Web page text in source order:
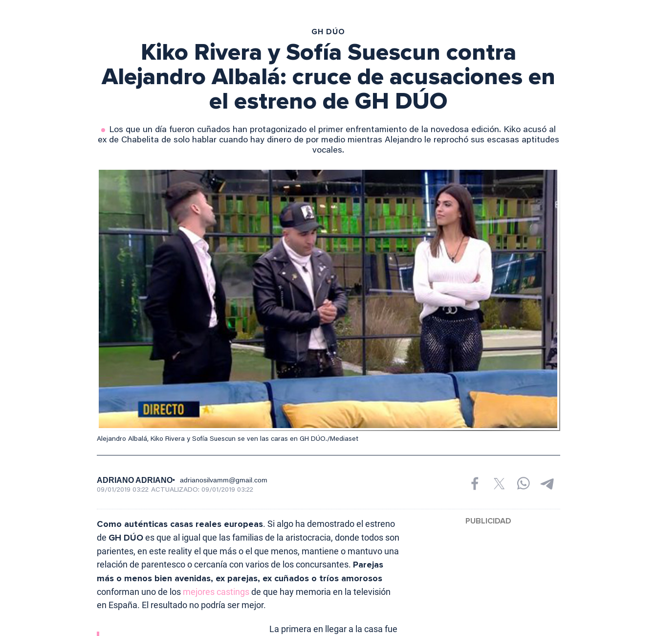
GH DÚO
Kiko Rivera y Sofía Suescun contra
Alejandro Albalá: cruce de acusaciones en
el estreno de GH DÚO
Los que un día fueron cuñados han protagonizado el primer enfrentamiento de la novedosa edición. Kiko acusó al
ex de Chabelita de solo hablar cuando hay dinero de por medio mientras Alejandro le reprochó sus escasas aptitudes
vocales.
Alejandro Albalá, Kiko Rivera y Sofía Suescun se ven las caras en GH DÚO./Mediaset
ADRIANO ADRIANO adrianosilvamm@gmail.com
09/01/2019 03:22 ACTUALIZADO: 09/01/2019 03:22
Como auténticas casas reales europeas. Si algo ha demostrado el estreno
de GH DÚOes que al igual que las familias de la aristocracia, donde todos son
parientes, en este reality el que más o el que menos, mantiene o mantuvo una
relación de parentesco o cercanía con varios de los concursantes. Parejas
más o menos bien avenidas, ex parejas, ex cuñados o tríos amorosos
conforman uno de los mejores castingsde que hay memoria en la televisión
en España. El resultado no podría ser mejor.
La primera en llegar a la casa fue